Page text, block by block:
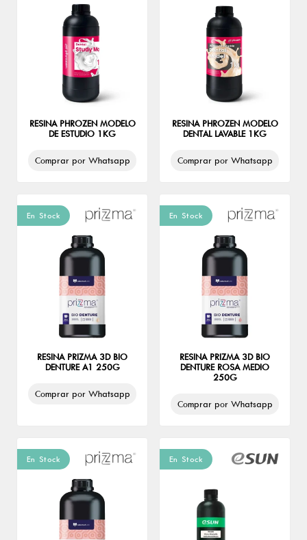
RESINA PHROZEN MODELO
DE ESTUDIO 1KG
Comprar por Whatsapp
RESINA PHROZEN MODELO
DENTAL LAVABLE 1KG
Comprar por Whatsapp
En Stock
RESINA PRIZMA 3D BIO
DENTURE A1 250G
Comprar por Whatsapp
En Stock
RESINA PRIZMA 3D BIO
DENTURE ROSA MEDIO
250G
Comprar por Whatsapp
En Stock En Stock